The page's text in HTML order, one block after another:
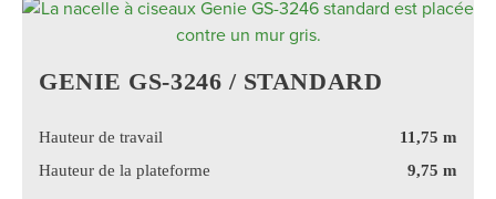
GENIE GS-3246 / STANDARD
Hauteur de travail
11,75 m
Hauteur de la plateforme
9,75 m